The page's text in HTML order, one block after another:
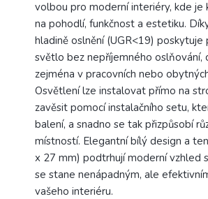
volbou pro moderní interiéry, kde je
na pohodlí, funkčnost a estetiku.
hladině oslnění (UGR<19) poskytuje
světlo bez nepříjemného oslňování,
zejména v pracovních nebo
Osvětlení lze instalovat přímo na
zavěsit pomocí instalačního setu,
balení, a snadno se tak přizpůsobí
místností. Elegantní bílý design a
x 27 mm) podtrhují moderní vzhled
se stane nenápadným, ale
vašeho interiéru.